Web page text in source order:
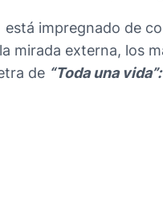
impregnado de
externa, los
de “Toda una vida”: